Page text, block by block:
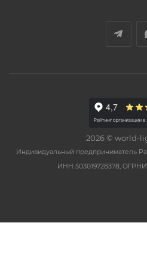
2026 © world-
Индивидуальный предприниматель
ИНН 503019728378,